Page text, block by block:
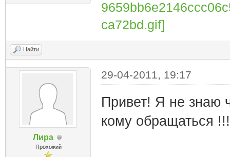
Найти
Лира
Прохожий
29-04-2011, 19:17
Привет! Я не знаю
кому обращаться